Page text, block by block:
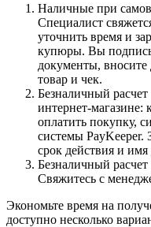
Наличные при
Специалист
уточнить время и
купюры. Вы
документы, вносите
товар и чек.
Безналичный
интернет-магазине:
оплатить покупку,
системы PayKeeper.
срок действия и имя
Безналичный
Свяжитесь с
Экономьте время на
доступно несколько